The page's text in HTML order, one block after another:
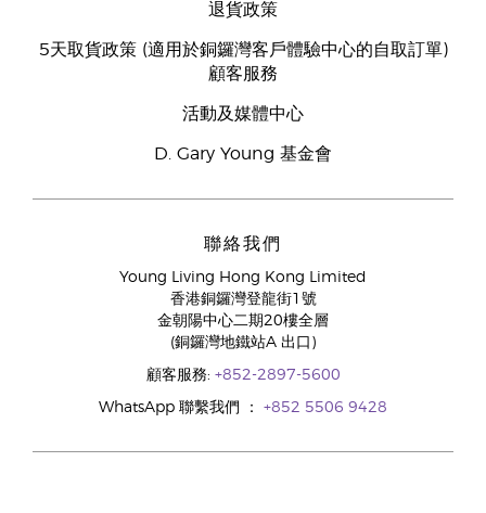
退貨政策
5天取貨政策 (適用於銅鑼灣客戶體驗中心的自取訂單)
顧客服務
活動及媒體中心
D. Gary Young 基金會
聯絡我們
Young Living Hong Kong Limited
香港銅鑼灣登龍街1號
金朝陽中心二期20樓全層
(銅鑼灣地鐵站A 出口)
顧客服務: +852-2897-5600
WhatsApp 聯繫我們 ： +852 5506 9428